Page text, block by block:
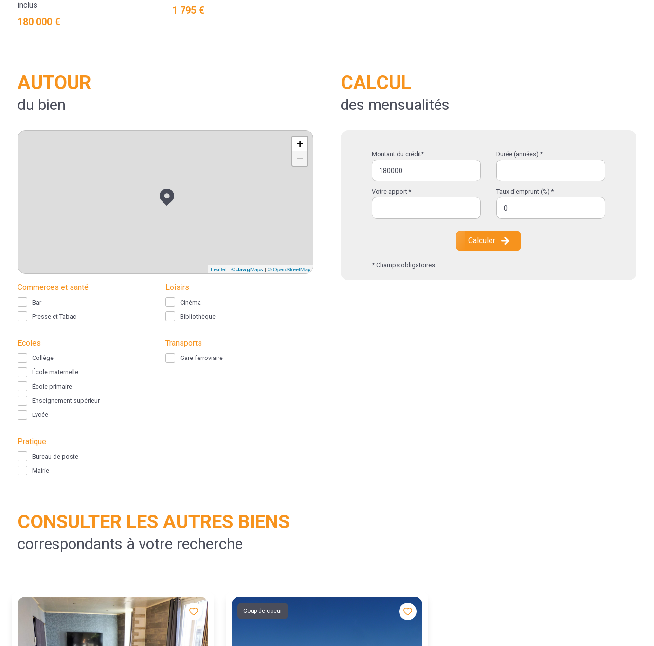
inclus
180 000 €
1 795 €
AUTOUR
du bien
+
−
Leaflet | © JawgMaps | © OpenStreetMap
Commerces et santé
Bar
Presse et Tabac
Loisirs
Cinéma
Bibliothèque
Ecoles
Collège
École maternelle
École primaire
Enseignement supérieur
Lycée
Transports
Gare ferroviaire
Pratique
Bureau de poste
Mairie
CALCUL
des mensualités
Montant du crédit* Durée (années) *
Votre apport * Taux d'emprunt (%) *
Calculer
* Champs obligatoires
CONSULTER LES AUTRES BIENS
correspondants à votre recherche
Coup de coeur